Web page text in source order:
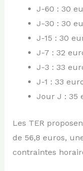
J-60 : 30
J-30 : 30
J-15 : 30
J-7 : 32
J-3 : 33
J-1 : 33
Jour J : 35
Les TER
de 56,8 euros,
contraintes